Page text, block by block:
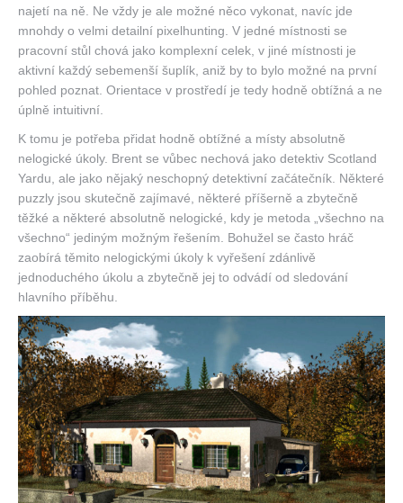
najetí na ně. Ne vždy je ale možné něco vykonat, navíc jde
mnohdy o velmi detailní pixelhunting. V jedné místnosti se
pracovní stůl chová jako komplexní celek, v jiné místnosti je
aktivní každý sebemenší šuplík, aniž by to bylo možné na první
pohled poznat. Orientace v prostředí je tedy hodně obtížná a ne
úplně intuitivní.
K tomu je potřeba přidat hodně obtížné a místy absolutně
nelogické úkoly. Brent se vůbec nechová jako detektiv Scotland
Yardu, ale jako nějaký neschopný detektivní začátečník. Některé
puzzly jsou skutečně zajímavé, některé příšerně a zbytečně
těžké a některé absolutně nelogické, kdy je metoda „všechno na
všechno“ jediným možným řešením. Bohužel se často hráč
zaobírá těmito nelogickými úkoly k vyřešení zdánlivě
jednoduchého úkolu a zbytečně jej to odvádí od sledování
hlavního příběhu.